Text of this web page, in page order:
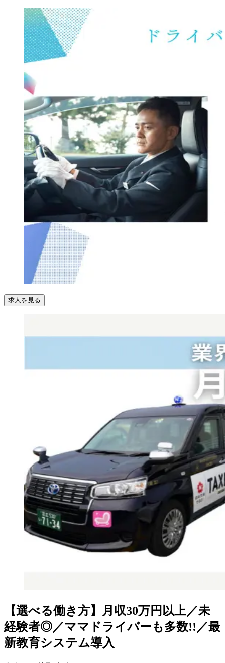
求人を見る
【選べる働き方】月収30万円以上／未
経験者◎／ママドライバーも多数!!／最
新教育システム導入